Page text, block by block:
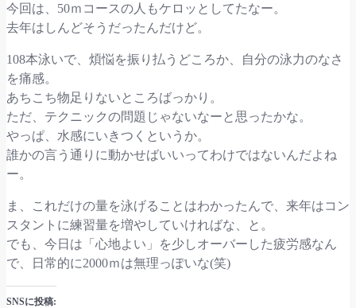
今回は、50ｍコースの人もケロッとしてたなー。
去年はしんどそうだったんだけど。
108本泳いで、煩悩を振り払うどころか、自分の泳力のなさ
を痛感。
あちこち物足りないところばっかり。
ただ、テクニックの問題じゃないなーと思ったかな。
やっぱ、水感にいきつくというか。
誰かの言う通りに動かせばいいってわけではないんだよね
ー。
ま、これだけの量を泳げることはわかったんで、来年はコン
スタントに練習量を増やしていければな、と。
でも、今日は「心地よい」を少しオーバーした疲労感なん
で、日常的に2000ｍは無理っぽいな(笑)
SNSに投稿: